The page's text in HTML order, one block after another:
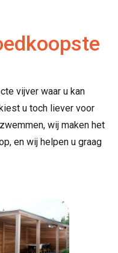
vijver waar u kan
u toch liever voor
wij maken het
en wij helpen u graag